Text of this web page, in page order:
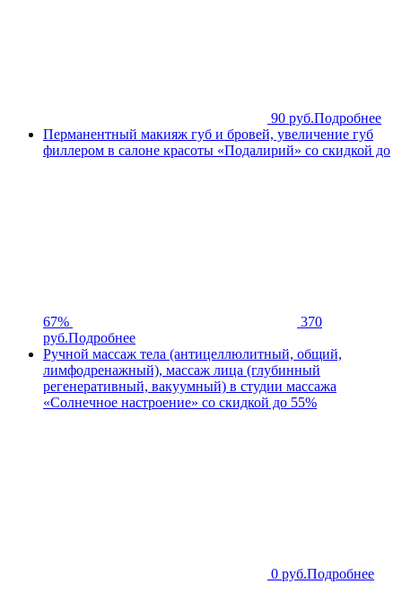
90 руб.Подробнее
Перманентный макияж губ и бровей, увеличение губ
филлером в салоне красоты «Подалирий» со скидкой до
67%
370
руб.Подробнее
Ручной массаж тела (антицеллюлитный, общий,
лимфодренажный), массаж лица (глубинный
регенеративный, вакуумный) в студии массажа
«Солнечное настроение» со скидкой до 55%
0 руб.Подробнее